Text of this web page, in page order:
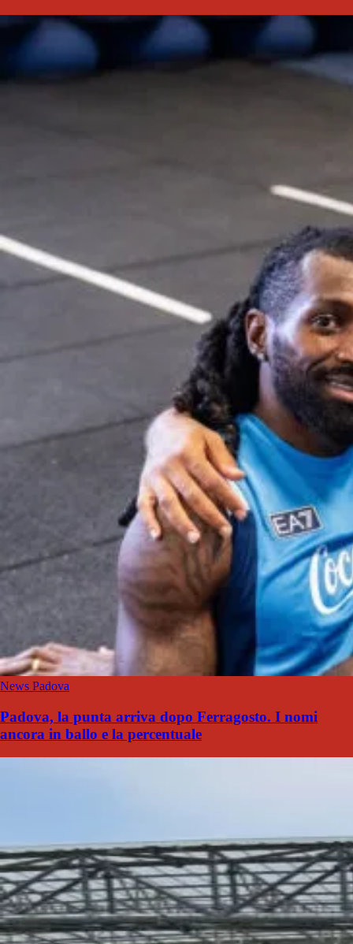
News Padova
Padova, la punta arriva dopo Ferragosto. I nomi
ancora in ballo e la percentuale